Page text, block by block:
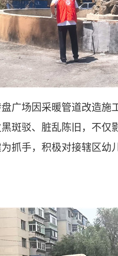
场因采暖管道改造施
斑驳、脏乱陈旧，不
抓手，积极对接辖区